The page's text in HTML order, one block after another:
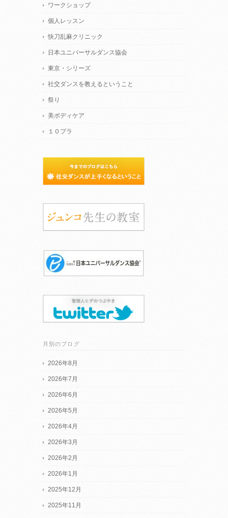
ワークショップ
個人レッスン
快刀乱麻クリニック
日本ユニバーサルダンス協会
東京・シリーズ
社交ダンスを教えるということ
祭り
美ボディケア
１０プラ
月別のブログ
2026年8月
2026年7月
2026年6月
2026年5月
2026年4月
2026年3月
2026年2月
2026年1月
2025年12月
2025年11月